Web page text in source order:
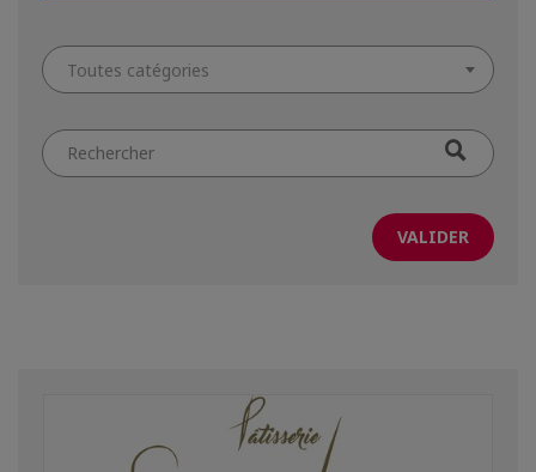
Toutes catégories
Filtrer
par
mot-